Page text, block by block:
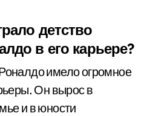
детство
в его карьере?
имело огромное
Он вырос в
и в юности